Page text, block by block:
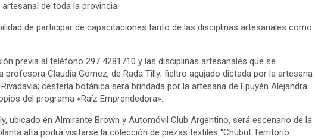
de toda la provincia.
de participar de capacitaciones tanto de las disciplinas artesanales como
previa al teléfono 297 4281710 y las disciplinas artesanales que se
profesora Claudia Gómez, de Rada Tilly; fieltro agujado dictada por la artesana
cestería botánica será brindada por la artesana de Epuyén Alejandra
del programa «Raíz Emprendedora».
ubicado en Almirante Brown y Automóvil Club Argentino, será escenario de la
alta podrá visitarse la colección de piezas textiles “Chubut Territorio